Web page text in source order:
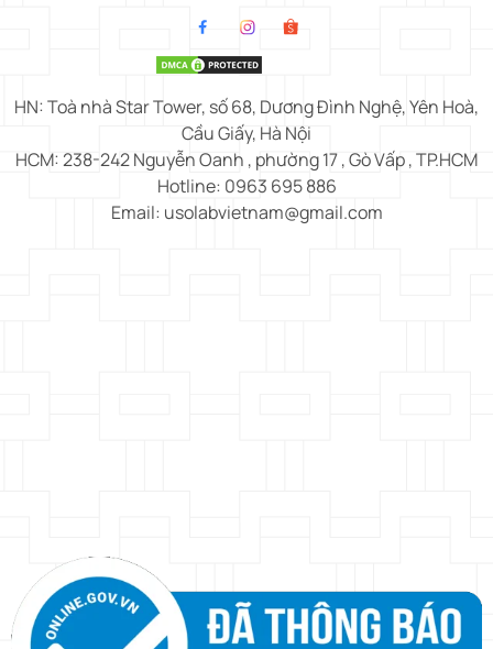
HN: Toà nhà Star Tower, số 68, Dương Đình Nghệ, Yên Hoà,
Cầu Giấy, Hà Nội
HCM: 238-242 Nguyễn Oanh , phường 17 , Gò Vấp , TP.HCM
Hotline: 0963 695 886
Email: usolabvietnam@gmail.com